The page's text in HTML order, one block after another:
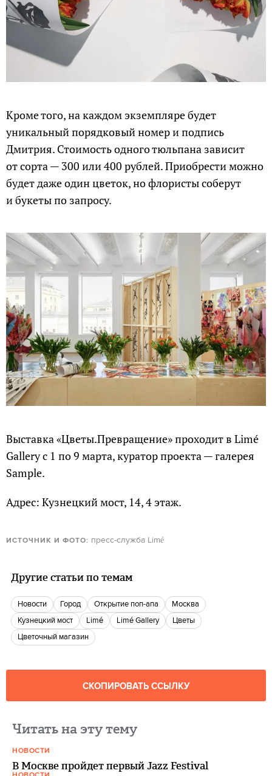
Кроме того, на каждом экземпляре будет
уникальный порядковый номер и подпись
Дмитрия. Стоимость одного тюльпана зависит
от сорта — 300 или 400 рублей. Приобрести можно
будет даже один цветок, но флористы соберут
и букеты по запросу.
Выставка «Цветы.Превращение» проходит в Limé
Gallery c 1 по 9 марта, куратор проекта — галерея
Sample.
Адрес: Кузнецкий мост, 14, 4 этаж.
ИСТОЧНИК И ФОТО: пресс-служба Limé
Другие статьи по темам
новости город открытие поп-апа
Москва
Кузнецкий мост
Limé Limé Gallery
цветы
цветочный магазин
СКОПИРОВАТЬ ССЫЛКУ
Читать на эту тему
НОВОСТИ
В Москве пройдет первый Jazz Festival